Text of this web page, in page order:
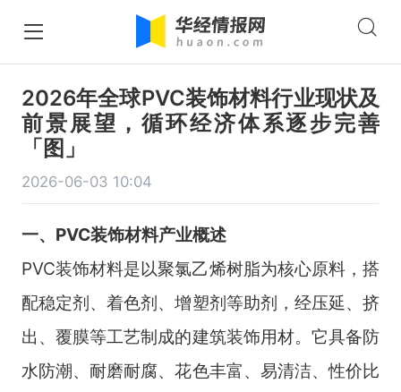
2026年全球PVC装饰材料行业现状及
前景展望，循环经济体系逐步完善
「图」
2026-06-03 10:04
一、PVC装饰材料产业概述
PVC装饰材料是以聚氯乙烯树脂为核心原料，搭
配稳定剂、着色剂、增塑剂等助剂，经压延、挤
出、覆膜等工艺制成的建筑装饰用材。它具备防
水防潮、耐磨耐腐、花色丰富、易清洁、性价比